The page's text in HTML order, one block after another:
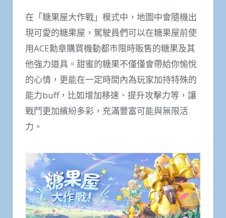
在「糖果屋大作戰」模式中，地圖中會隨機出
現可愛的糖果屋，駕駛員們可以在糖果屋前使
用ACE勳章購買機動都市限時販售的糖果及其
他強力道具。甜蜜的糖果不僅僅會帶給你愉悅
的心情，更能在一定時間內為玩家加持特殊的
能力buff，比如增加移速、提升攻擊力等，讓
戰鬥更加繽紛多彩，充滿豐富可能與無限活
力。